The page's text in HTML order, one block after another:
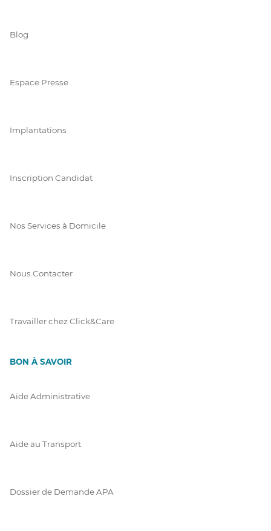
Blog
Espace Presse
Implantations
Inscription Candidat
Nos Services à Domicile
Nous Contacter
Travailler chez Click&Care
BON À SAVOIR
Aide Administrative
Aide au Transport
Dossier de Demande APA